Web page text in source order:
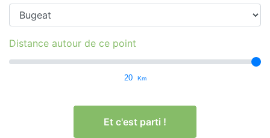
Distance autour de ce point
20 Km
Et c'est parti !